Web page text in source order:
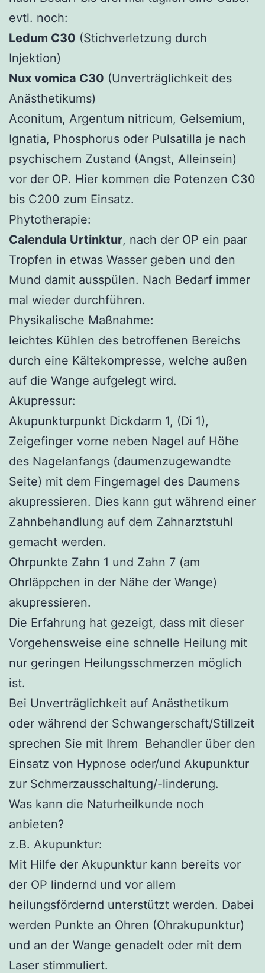
evtl. noch:
Ledum C30 (Stichverletzung durch
Injektion)
Nux vomica C30 (Unverträglichkeit des
Anästhetikums)
Aconitum, Argentum nitricum, Gelsemium,
Ignatia, Phosphorus oder Pulsatilla je nach
psychischem Zustand (Angst, Alleinsein)
vor der OP. Hier kommen die Potenzen C30
bis C200 zum Einsatz.
Phytotherapie:
Calendula Urtinktur, nach der OP ein paar
Tropfen in etwas Wasser geben und den
Mund damit ausspülen. Nach Bedarf immer
mal wieder durchführen.
Physikalische Maßnahme:
leichtes Kühlen des betroffenen Bereichs
durch eine Kältekompresse, welche außen
auf die Wange aufgelegt wird.
Akupressur:
Akupunkturpunkt Dickdarm 1, (Di 1),
Zeigefinger vorne neben Nagel auf Höhe
des Nagelanfangs (daumenzugewandte
Seite) mit dem Fingernagel des Daumens
akupressieren. Dies kann gut während einer
Zahnbehandlung auf dem Zahnarztstuhl
gemacht werden.
Ohrpunkte Zahn 1 und Zahn 7 (am
Ohrläppchen in der Nähe der Wange)
akupressieren.
Die Erfahrung hat gezeigt, dass mit dieser
Vorgehensweise eine schnelle Heilung mit
nur geringen Heilungsschmerzen möglich
ist.
Bei Unverträglichkeit auf Anästhetikum
oder während der Schwangerschaft/Stillzeit
sprechen Sie mit Ihrem Behandler über den
Einsatz von Hypnose oder/und Akupunktur
zur Schmerzausschaltung/-linderung.
Was kann die Naturheilkunde noch
anbieten?
z.B. Akupunktur:
Mit Hilfe der Akupunktur kann bereits vor
der OP lindernd und vor allem
heilungsfördernd unterstützt werden. Dabei
werden Punkte an Ohren (Ohrakupunktur)
und an der Wange genadelt oder mit dem
Laser stimmuliert.